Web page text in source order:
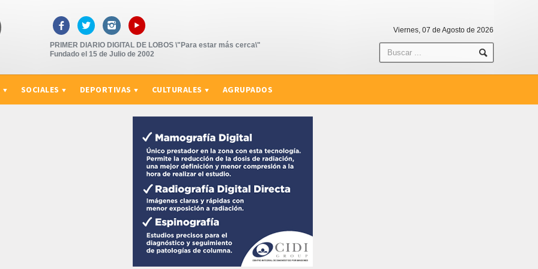
   ▸
PRIMER DIARIO DIGITAL DE LOBOS \"Para estar más cerca\"
Fundado el 15 de Julio de 2002
Viernes, 07 de Agosto de 2026
SOCIALES DEPORTIVAS CULTURALES AGRUPADOS